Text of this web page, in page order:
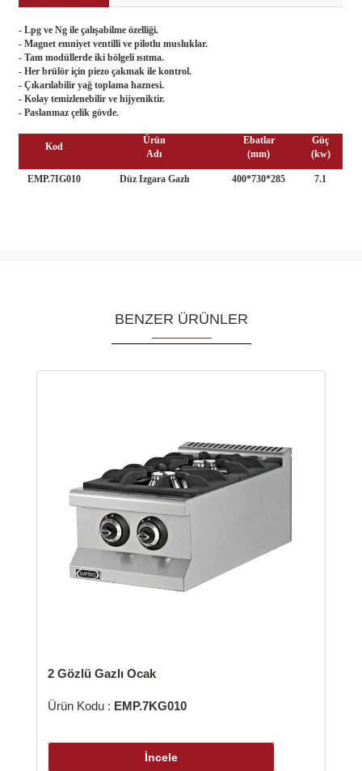
- Lpg ve Ng ile çalışabilme özelliği.
- Magnet emniyet ventilli ve pilotlu musluklar.
- Tam modüllerde iki bölgeli ısıtma.
- Her brülör için piezo çakmak ile kontrol.
- Çıkarılabilir yağ toplama haznesi.
- Kolay temizlenebilir ve hijyeniktir.
- Paslanmaz çelik gövde.
Kod
Ürün
Adı
Ebatlar
(mm)
Güç
(kw)
EMP.7IG010 Düz Izgara Gazlı 400*730*285 7.1
BENZER ÜRÜNLER
Gazlı Ocak
EMP.7KG010